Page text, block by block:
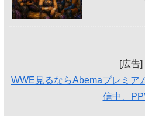
[広告]
WWE見るならAbemaプレミア
信中、